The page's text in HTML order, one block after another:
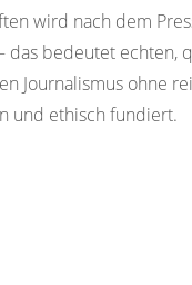
wird nach dem
das bedeutet echten,
Journalismus ohne
und ethisch fundiert.